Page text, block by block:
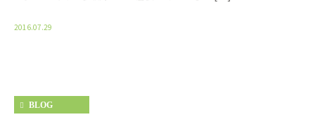
2016.07.29
BLOG